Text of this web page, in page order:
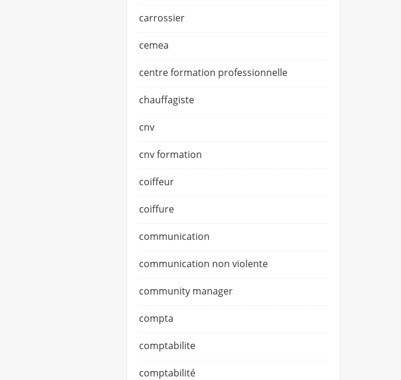
carrossier
cemea
centre formation professionnelle
chauffagiste
cnv
cnv formation
coiffeur
coiffure
communication
communication non violente
community manager
compta
comptabilite
comptabilité